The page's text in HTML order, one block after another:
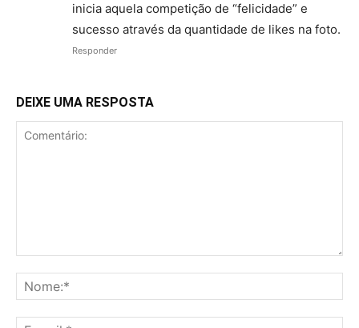
inicia aquela competição de “felicidade” e
sucesso através da quantidade de likes na foto.
Responder
DEIXE UMA RESPOSTA